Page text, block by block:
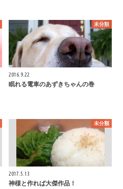
未分類
2016.9.22
眠れる電車のあずきちゃんの巻
未分類
2017.5.13
神様と作れば大傑作品！